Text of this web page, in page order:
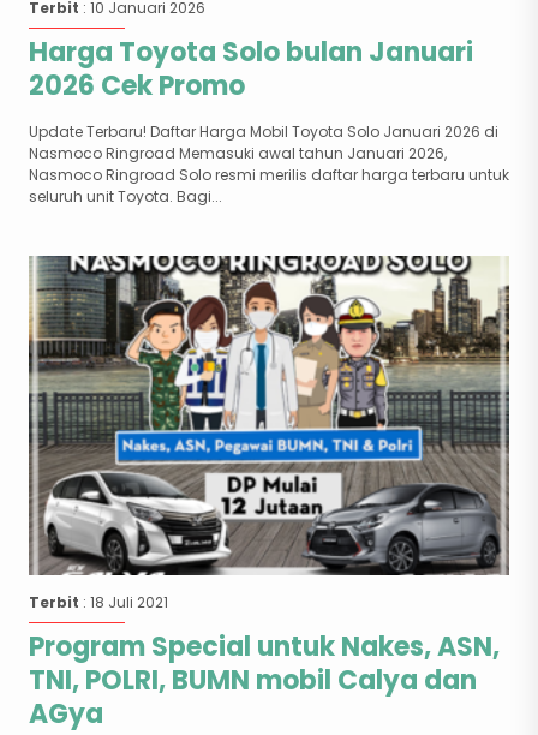
Terbit : 10 Januari 2026
Harga Toyota Solo bulan Januari
2026 Cek Promo
Update Terbaru! Daftar Harga Mobil Toyota Solo Januari 2026 di
Nasmoco Ringroad Memasuki awal tahun Januari 2026,
Nasmoco Ringroad Solo resmi merilis daftar harga terbaru untuk
seluruh unit Toyota. Bagi...
Terbit : 18 Juli 2021
Program Special untuk Nakes, ASN,
TNI, POLRI, BUMN mobil Calya dan
AGya